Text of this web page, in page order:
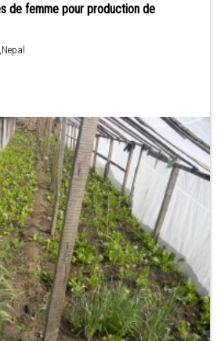
de femme pour production de
BHATTEDANDA LALITPUR ,Nepal